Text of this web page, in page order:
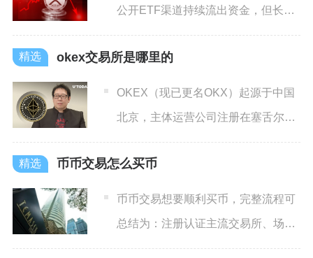
公开ETF渠道持续流出资金，但长线
机构、企业以及链上鲸鱼地
okex交易所是哪里的
OKEX（现已更名OKX）起源于中国
北京，主体运营公司注册在塞舌尔，
采用多区域分布式办公架
币币交易怎么买币
币币交易想要顺利买币，完整流程可
总结为：注册认证主流交易所、场外
兑换稳定币USDT、划转资